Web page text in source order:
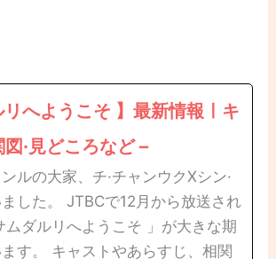
リへようこそ 】最新情報ㅣキ
図·見どころなど –
ルの大家、チ·チャンウクXシン·
した。 JTBCで12月から放送され
ムダルリへようこそ 」が大きな期
す。 キャストやあらすじ、相関